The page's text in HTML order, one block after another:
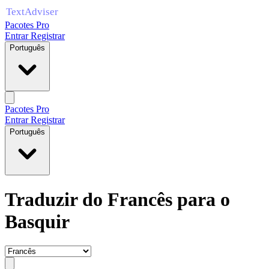
Pacotes Pro
EntrarRegistrar
Português
Pacotes Pro
EntrarRegistrar
Português
Traduzir do Francês para o
Basquir